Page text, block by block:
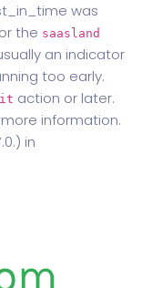
was
the saasland
an indicator
too early.
action or later.
information.
in